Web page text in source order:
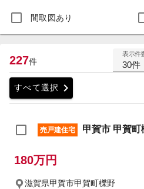
間取図あり
227件
表示件
30件
すべて選択 chevron_right
売戸建住宅 甲賀市 甲賀
180万円
滋賀県甲賀市甲賀町櫟野